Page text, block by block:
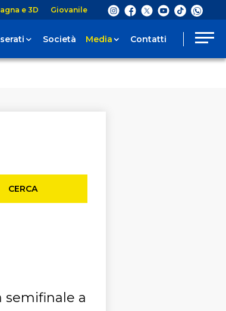
e 3D Giovanile
Società Media Contatti
CERCA
semifinale a